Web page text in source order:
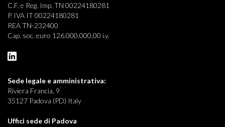
C.F. e Reg. Imp. TN 00224180281
P. IVA IT 00224180281
REA TN-232400
Cap. soc. euro 126.000.000,00 i.v.
Sede legale e amministrativa:
Riviera Francia, 9
35127 Padova (PD) Italy
Uffici sede di Padova